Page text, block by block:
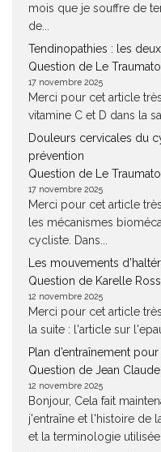
mois que je souffre de
de...
Tendinopathies : les
Question de Le Traumato
17 novembre 2025
Merci pour cet article
vitamine C et D dans la
Douleurs cervicales du
prévention
Question de Le Traumato
17 novembre 2025
Merci pour cet article
les mécanismes
cycliste. Dans...
Les mouvements
Question de Karelle
12 novembre 2025
Merci pour cet article
la suite : l'article sur
Plan d’entraînement
Question de Jean
12 novembre 2025
Bonjour, Cela fait
j'entraîne et l'histoire de
et la terminologie utilisée